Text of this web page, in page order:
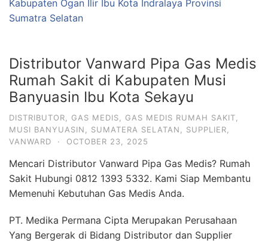
Kabupaten Ogan Ilir Ibu Kota Indralaya Provinsi
Sumatra Selatan
Distributor Vanward Pipa Gas Medis
Rumah Sakit di Kabupaten Musi
Banyuasin Ibu Kota Sekayu
DISTRIBUTOR GAS MEDIS GAS MEDIS RUMAH SAKIT
MUSI BANYUASIN
SUMATERA SELATAN SUPPLIER
VANWARD
· OCTOBER 23, 2025
Mencari Distributor Vanward Pipa Gas Medis? Rumah
Sakit Hubungi 0812 1393 5332. Kami Siap Membantu
Memenuhi Kebutuhan Gas Medis Anda.
PT. Medika Permana Cipta Merupakan Perusahaan
Yang Bergerak di Bidang Distributor dan Supplier